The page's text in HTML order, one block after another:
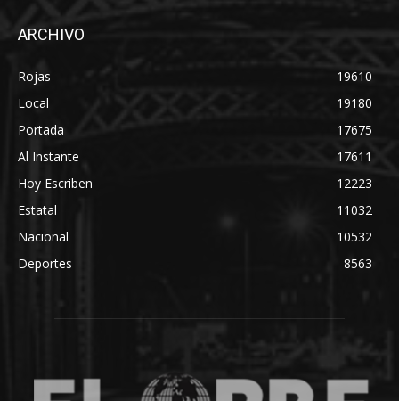
ARCHIVO
Rojas
19610
Local
19180
Portada
17675
Al Instante
17611
Hoy Escriben
12223
Estatal
11032
Nacional
10532
Deportes
8563